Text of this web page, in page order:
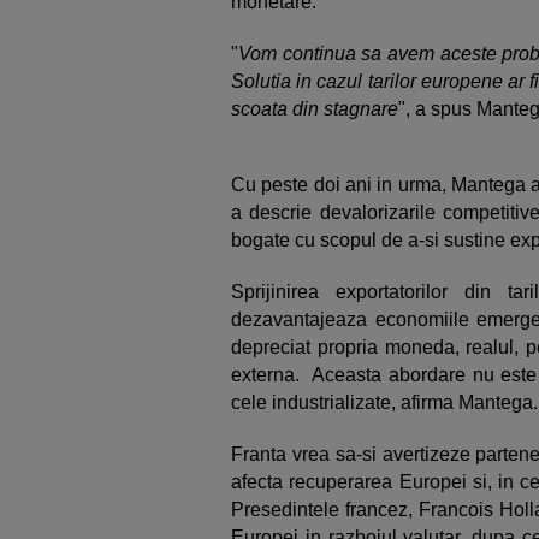
"Vom continua sa avem aceste
Solutia in cazul tarilor europene ar
scoata din stagnare", a spus
Cu peste doi ani in urma, Mantega
a descrie devalorizarile
bogate cu scopul de a-si sustine
Sprijinirea exportatorilor din
dezavantajeaza economiile
depreciat propria moneda, realul,
externa. Aceasta abordare nu
cele industrializate, afirma
Franta vrea sa-si avertizeze
afecta recuperarea Europei si, in
Presedintele francez, Francois